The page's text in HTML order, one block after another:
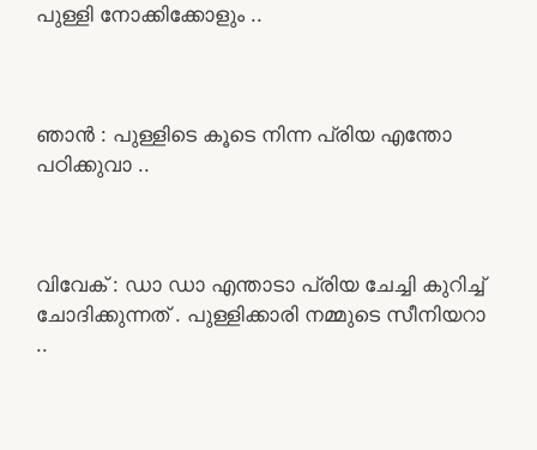
പുള്ളി നോക്കിക്കോളും ..
ഞാൻ : പുള്ളിടെ കൂടെ നിന്ന പ്രിയ എന്തോ
പഠിക്കുവാ ..
വിവേക് : ഡാ ഡാ എന്താടാ പ്രിയ ചേച്ചി കുറിച്ച്
ചോദിക്കുന്നത് . പുള്ളിക്കാരി നമ്മുടെ സീനിയറാ
..